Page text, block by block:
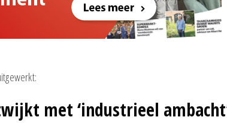
met ‘industrieel